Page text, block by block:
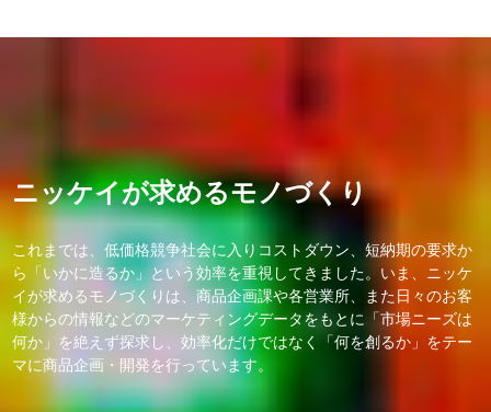
ニッケイが求めるモノづくり
これまでは、低価格競争社会に入りコストダウン、短納期の要求か
ら「いかに造るか」という効率を重視してきました。いま、ニッケ
イが求めるモノづくりは、商品企画課や各営業所、また日々のお客
様からの情報などのマーケティングデータをもとに「市場ニーズは
何か」を絶えず探求し、効率化だけではなく「何を創るか」をテー
マに商品企画・開発を行っています。